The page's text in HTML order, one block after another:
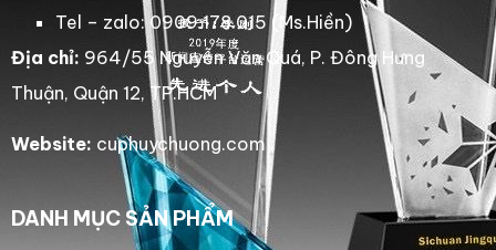
Tel – zalo: 0909.178.015 (Ms.Hiền)
Địa chỉ: 964/55 Nguyễn Văn Quá, P. Đông Hưng
Thuận, Quận 12, TP.HCM
Website: cuphuychuong.com
DANH MỤC SẢN PHẨM